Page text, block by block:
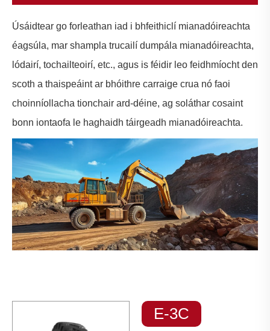
Úsáidtear go forleathan iad i bhfeithiclí mianadóireachta
éagsúla, mar shampla trucailí dumpála mianadóireachta,
lódairí, tochailteoirí, etc., agus is féidir leo feidhmíocht den
scoth a thaispeáint ar bhóithre carraige crua nó faoi
choinníollacha tionchair ard-déine, ag soláthar cosaint
bonn iontaofa le haghaidh táirgeadh mianadóireachta.
E-3C